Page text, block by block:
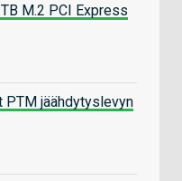
M.2 PCI Express
PTM jäähdytyslevyn